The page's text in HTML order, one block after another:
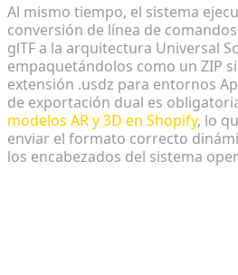
Al mismo tiempo, el sistema
conversión de línea de
glTF a la arquitectura Universal
empaquetándolos como un ZIP
extensión .usdz para entornos
de exportación dual es
modelos AR y 3D en Shopify, lo
enviar el formato correcto
los encabezados del sistema